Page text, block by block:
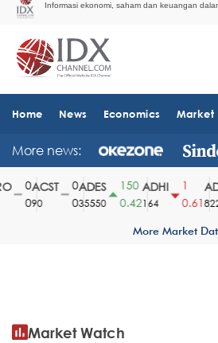
Informasi ekonomi, saham dan keuangan
Home News Economics Market
More news:
ACST
90
0
ADES
35550
150
0.42
ADHI
164
0.618225
More Market
Market Watch